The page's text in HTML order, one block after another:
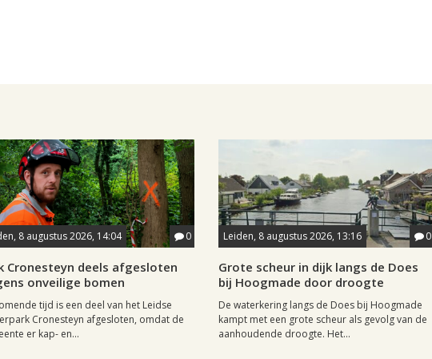
8 augustus 2026, 14:04 0
Cronesteyn deels afgesloten
onveilige bomen
tijd is een deel van het Leidse
Cronesteyn afgesloten, omdat de
er kap- en...
Leiden, 8 augustus 2026, 13:16 0
Grote scheur in dijk langs de Does
bij Hoogmade door droogte
De waterkering langs de Does bij Hoogmade
kampt met een grote scheur als gevolg van de
aanhoudende droogte. Het...